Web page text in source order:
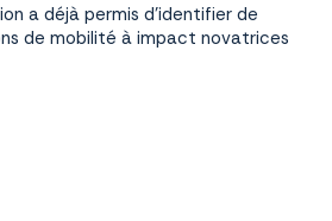
a déjà permis d’identifier de
de mobilité à impact novatrices